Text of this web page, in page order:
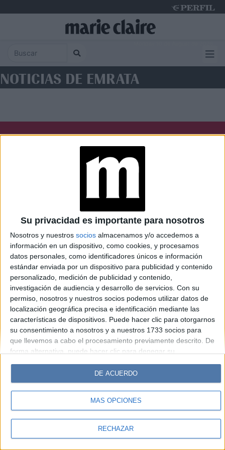
Su privacidad es importante para nosotros
Nosotros y nuestros socios almacenamos y/o accedemos a
información en un dispositivo, como cookies, y procesamos
datos personales, como identificadores únicos e información
estándar enviada por un dispositivo para publicidad y contenido
personalizado, medición de publicidad y contenido,
investigación de audiencia y desarrollo de servicios. Con su
permiso, nosotros y nuestros socios podemos utilizar datos de
localización geográfica precisa e identificación mediante las
características de dispositivos. Puede hacer clic para otorgarnos
su consentimiento a nosotros y a nuestros 1733 socios para
que llevemos a cabo el procesamiento previamente descrito. De
forma alternativa, puede hacer clic para denegar su
cambiar sus preferencias antes de otorgar su consentimiento.
Tenga en cuenta que algún procesamiento de sus datos
personales puede no requerir de su consentimiento, pero usted
tiene el derecho de rechazar tal procesamiento. Sus
sus preferencias o retirar su consentimiento en cualquier
MÁS OPCIONES
RECHAZAR
DE ACUERDO
NOTICIAS DE EMRATA
Caras Noticias
Weekend Parabrisas
Look
Luz Mía Lunateen Break BATimes
© Perfil.com 2006-2019 - Todos los derechos reservados
Registro de Propiedad Intelectual: Nro. 5346433